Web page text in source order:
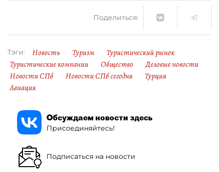
Поделиться:
Тэги: Новость Туризм
Туристический рынок
Туристические компании
Общество
Деловые новости
Новости СПб
Новости СПб сегодня
Турция
Авиация
Обсуждаем новости здесь
Присоединяйтесь!
Подписаться на новости